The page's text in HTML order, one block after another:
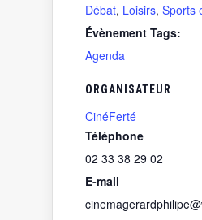
Débat, Loisirs, Sports
Évènement Tags:
Agenda
ORGANISATEUR
CinéFerté
Téléphone
02 33 38 29 02
E-mail